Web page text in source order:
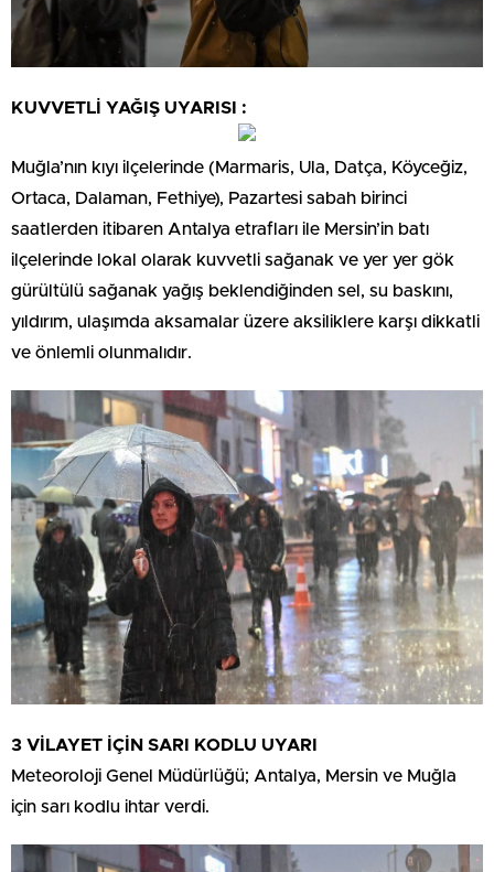
KUVVETLİ YAĞIŞ UYARISI :
Muğla’nın kıyı ilçelerinde (Marmaris, Ula, Datça, Köyceğiz,
Ortaca, Dalaman, Fethiye), Pazartesi sabah birinci
saatlerden itibaren Antalya etrafları ile Mersin’in batı
ilçelerinde lokal olarak kuvvetli sağanak ve yer yer gök
gürültülü sağanak yağış beklendiğinden sel, su baskını,
yıldırım, ulaşımda aksamalar üzere aksiliklere karşı dikkatli
ve önlemli olunmalıdır.
3 VİLAYET İÇİN SARI KODLU UYARI
Meteoroloji Genel Müdürlüğü; Antalya, Mersin ve Muğla
için sarı kodlu ihtar verdi.